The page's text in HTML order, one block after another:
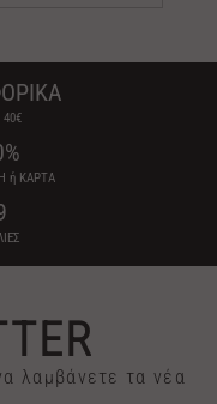
ή ΚΑΡΤΑ
λαμβάνετε τα νέα